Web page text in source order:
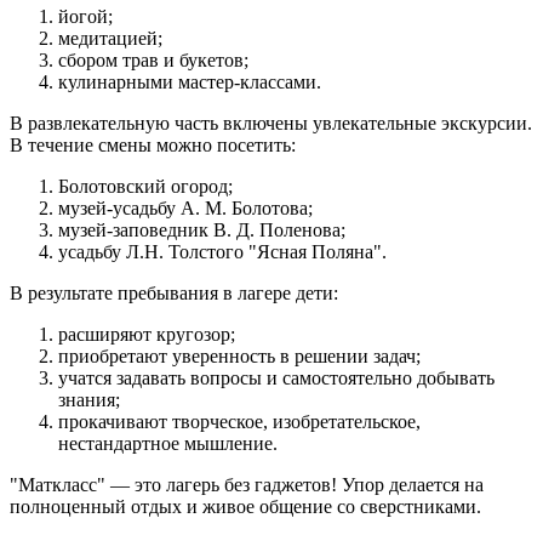
йогой;
медитацией;
сбором трав и букетов;
кулинарными мастер-классами.
В развлекательную часть включены увлекательные экскурсии.
В течение смены можно посетить:
Болотовский огород;
музей-усадьбу А. М. Болотова;
музей-заповедник В. Д. Поленова;
усадьбу Л.Н. Толстого "Ясная Поляна".
В результате пребывания в лагере дети:
расширяют кругозор;
приобретают уверенность в решении задач;
учатся задавать вопросы и самостоятельно добывать
знания;
прокачивают творческое, изобретательское,
нестандартное мышление.
"Маткласс" — это лагерь без гаджетов! Упор делается на
полноценный отдых и живое общение со сверстниками.